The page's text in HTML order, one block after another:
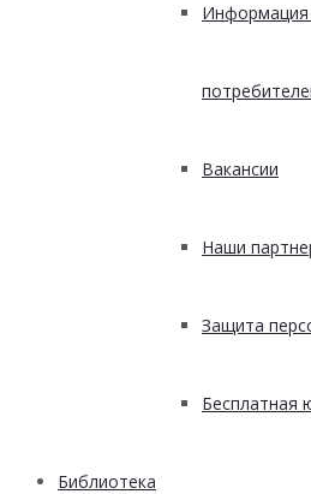
Вакансии
Наши
Защита
Бесплатная
Библиотека